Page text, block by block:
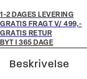
1-2 DAGES LEVERING
GRATIS FRAGT V/ 499,-
GRATIS RETUR
BYT I 365 DAGE
Beskrivelse